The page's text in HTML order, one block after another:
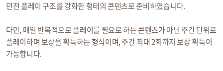
던전 플레이 구조를 강화한 형태의 콘텐츠로 준비하였습니다.
다만, 매일 반복적으로 플레이를 필요로 하는 콘텐츠가 아닌 주간 단위로
플레이하며 보상을 획득하는 형식이며, 주간 최대 2회까지 보상 획득이
가능합니다.